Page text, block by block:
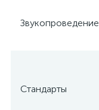
Звукопроведение
Стандарты